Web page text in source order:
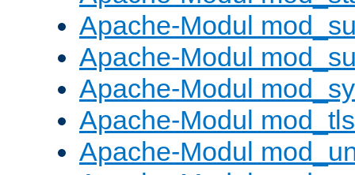
Apache-Modul
Apache-Modul
Apache-Modul
Apache-Modul mod_tls
Apache-Modul